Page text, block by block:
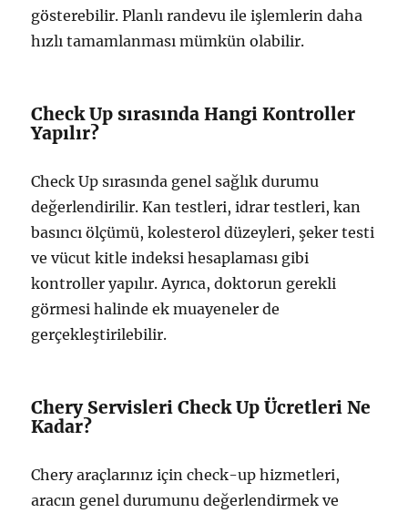
gösterebilir. Planlı randevu ile işlemlerin daha
hızlı tamamlanması mümkün olabilir.
Check Up sırasında Hangi Kontroller
Yapılır?
Check Up sırasında genel sağlık durumu
değerlendirilir. Kan testleri, idrar testleri, kan
basıncı ölçümü, kolesterol düzeyleri, şeker testi
ve vücut kitle indeksi hesaplaması gibi
kontroller yapılır. Ayrıca, doktorun gerekli
görmesi halinde ek muayeneler de
gerçekleştirilebilir.
Chery Servisleri Check Up Ücretleri Ne
Kadar?
Chery araçlarınız için check-up hizmetleri,
aracın genel durumunu değerlendirmek ve